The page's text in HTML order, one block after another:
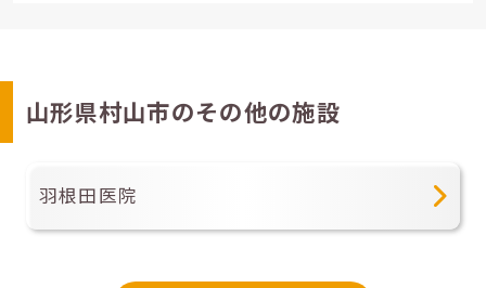
山形県村山市のその他の施設
羽根田医院